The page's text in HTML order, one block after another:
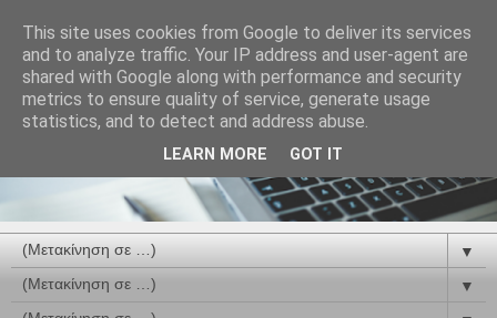
▼
▼
This site uses cookies from Google to deliver its services
and to analyze traffic. Your IP address and user-agent are
shared with Google along with performance and security
metrics to ensure quality of service, generate usage
statistics, and to detect and address abuse.
LEARN MORE GOT IT